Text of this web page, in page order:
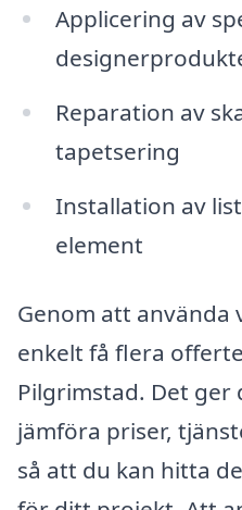
Applicering av
Reparation av
tapetsering
Installation av
element
Genom att
enkelt få flera
Pilgrimstad. Det
jämföra priser,
så att du kan hitta